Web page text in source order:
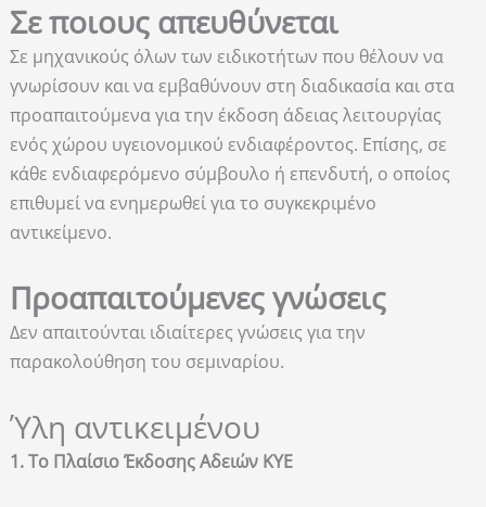
Σε ποιους απευθύνεται
Σε μηχανικούς όλων των ειδικοτήτων που θέλουν να
γνωρίσουν και να εμβαθύνουν στη διαδικασία και στα
προαπαιτούμενα για την έκδοση άδειας λειτουργίας
ενός χώρου υγειονομικού ενδιαφέροντος. Επίσης, σε
κάθε ενδιαφερόμενο σύμβουλο ή επενδυτή, ο οποίος
επιθυμεί να ενημερωθεί για το συγκεκριμένο
αντικείμενο.
Προαπαιτούμενες γνώσεις
Δεν απαιτούνται ιδιαίτερες γνώσεις για την
παρακολούθηση του σεμιναρίου.
Ύλη αντικειμένου
1. Το Πλαίσιο Έκδοσης Αδειών ΚΥΕ